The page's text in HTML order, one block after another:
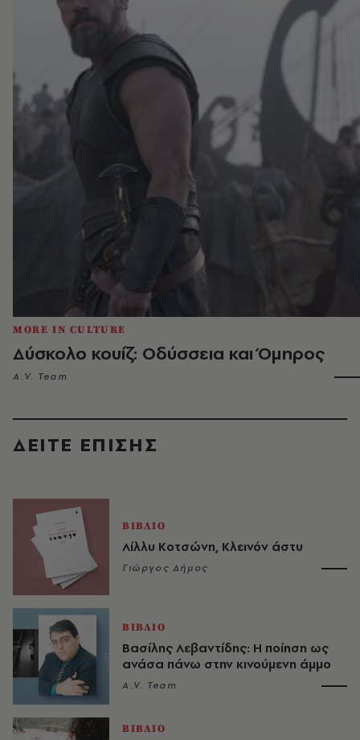
MORE IN CULTURE
Δύσκολο κουίζ: Οδύσσεια και Όμηρος
A.V. Team
ΔΕΙΤΕ ΕΠΙΣΗΣ
ΒΙΒΛΙΟ
Λίλλυ Κοτσώνη, Κλεινόν άστυ
Γιώργος Δήμος
ΒΙΒΛΙΟ
Βασίλης Λεβαντίδης: Η ποίηση ως
ανάσα πάνω στην κινούμενη άμμο
A.V. Team
ΒΙΒΛΙΟ